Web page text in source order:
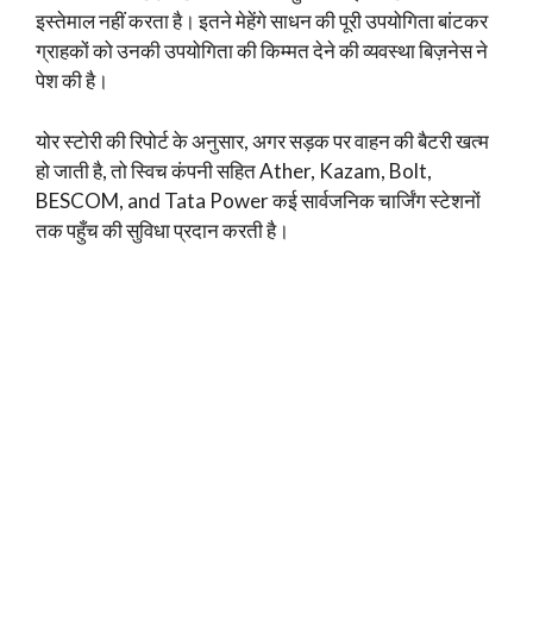
इस्तेमाल नहीं करता है। इतने मेहेंगे साधन की पूरी उपयोगिता बांटकर
ग्राहकों को उनकी उपयोगिता की किम्मत देने की व्यवस्था बिज़नेस ने
पेश की है।
योर स्टोरी की रिपोर्ट के अनुसार, अगर सड़क पर वाहन की बैटरी खत्म
हो जाती है, तो स्विच कंपनी सहित Ather, Kazam, Bolt,
BESCOM, and Tata Power कई सार्वजनिक चार्जिंग स्टेशनों
तक पहुँच की सुविधा प्रदान करती है।